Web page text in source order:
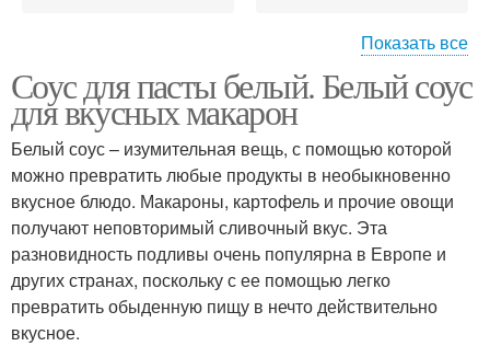
Сливочный соус
Сливочно-томатный
соус
Паста с белым Соусы к пасте
Соус к спагетти
Показать все
Соус для пасты белый. Белый соус
для вкусных макарон
Белый соус – изумительная вещь, с помощью которой
можно превратить любые продукты в необыкновенно
вкусное блюдо. Макароны, картофель и прочие овощи
получают неповторимый сливочный вкус. Эта
разновидность подливы очень популярна в Европе и
других странах, поскольку с ее помощью легко
превратить обыденную пищу в нечто действительно
вкусное.